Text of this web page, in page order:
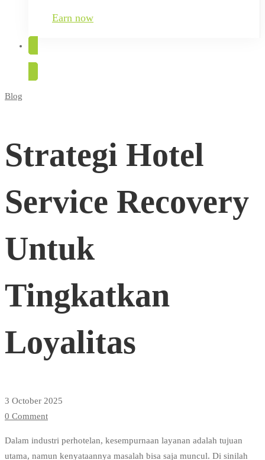
Earn now
Strategi
Hotel
Service
Recovery
Untuk
Tingkatkan
Loyalitas
Blog
Strategi Hotel
Service Recovery
Untuk
Tingkatkan
Loyalitas
3 October 2025
0 Comment
Dalam industri perhotelan, kesempurnaan layanan adalah tujuan
utama, namun kenyataannya masalah bisa saja muncul. Di sinilah